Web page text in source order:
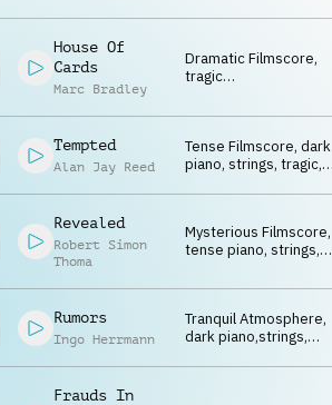
determined
House Of
Cards
Marc Bradley
Dramatic Filmscore,
tragic
from the ashes
Tempted
Alan Jay Reed
Tense Filmscore, dark
piano, strings, tragic,
Revealed
Robert Simon
Thoma
Mysterious Filmscore,
tense piano, strings,
Rumors
Ingo Herrmann
Tranquil Atmosphere,
dark piano,strings,
Frauds In